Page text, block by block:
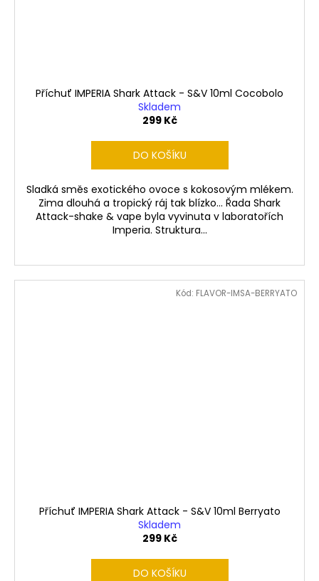
Příchuť IMPERIA Shark Attack - S&V 10ml Cocobolo
Skladem
299 Kč
DO KOŠÍKU
Sladká směs exotického ovoce s kokosovým mlékem.
Zima dlouhá a tropický ráj tak blízko... Řada Shark
Attack-shake & vape byla vyvinuta v laboratořích
Imperia. Struktura...
Příchuť IMPERIA Shark Attack - S&V 10ml Berryato
Skladem
299 Kč
DO KOŠÍKU
Kód: FLAVOR-IMSA-BERRYATO